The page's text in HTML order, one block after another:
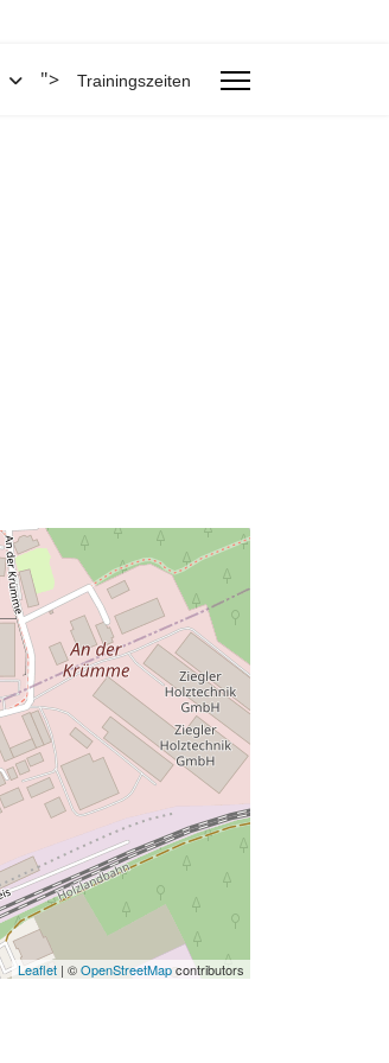
"> Trainingszeiten
Leaflet | ©OpenStreetMapcontributors